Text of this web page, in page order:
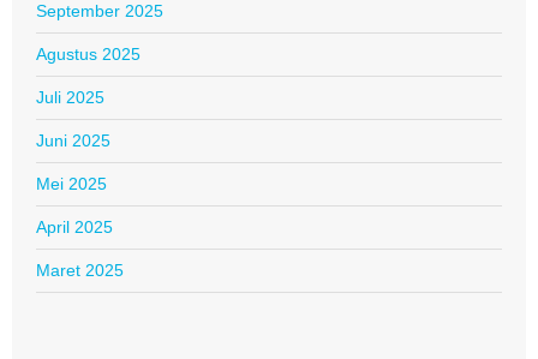
September 2025
Agustus 2025
Juli 2025
Juni 2025
Mei 2025
April 2025
Maret 2025